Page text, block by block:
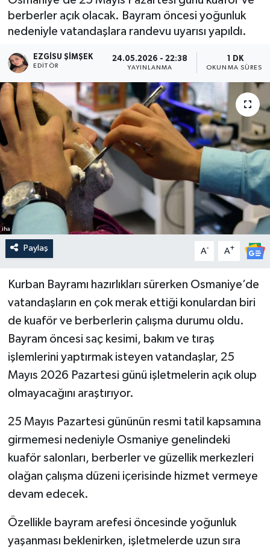
berberler açık olacak. Bayram öncesi yoğunluk
nedeniyle vatandaşlara randevu uyarısı yapıldı.
EZGISU ŞIMŞEK
EDITÖR
24.05.2026 - 22:38
YAYINLANMA
1 DK
OKUNMA SÜRESI
iha
Paylaş A- A+
Kurban Bayramı hazırlıkları sürerken Osmaniye’de
vatandaşların en çok merak ettiği konulardan biri
de kuaför ve berberlerin çalışma durumu oldu.
Bayram öncesi saç kesimi, bakım ve tıraş
işlemlerini yaptırmak isteyen vatandaşlar, 25
Mayıs 2026 Pazartesi günü işletmelerin açık olup
olmayacağını araştırıyor.
25 Mayıs Pazartesi gününün resmi tatil kapsamına
girmemesi nedeniyle Osmaniye genelindeki
kuaför salonları, berberler ve güzellik merkezleri
olağan çalışma düzeni içerisinde hizmet vermeye
devam edecek.
Özellikle bayram arefesi öncesinde yoğunluk
yaşanması beklenirken, işletmelerde uzun sıra